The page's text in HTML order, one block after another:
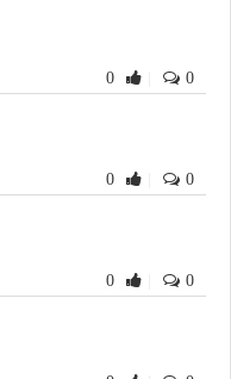
0 0
0 0
0 0